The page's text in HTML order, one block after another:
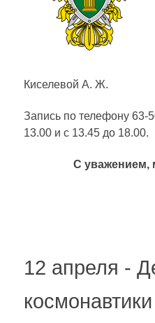
Киселевой А. Ж.
Запись по телефону 63-
13.00 и с 13.45 до 18.00.
С уважением,
12 апреля -
космонавтики